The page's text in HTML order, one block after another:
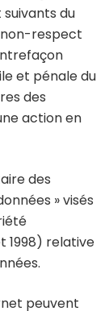
du
respect
et pénale du
des
action en
des
» visés
1998) relative
peuvent